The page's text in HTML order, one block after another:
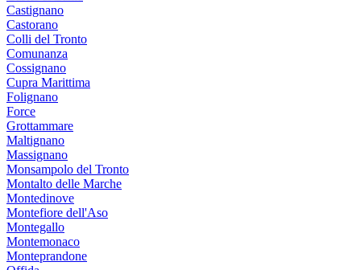
Castignano
Castorano
Colli del Tronto
Comunanza
Cossignano
Cupra Marittima
Folignano
Force
Grottammare
Maltignano
Massignano
Monsampolo del Tronto
Montalto delle Marche
Montedinove
Montefiore dell'Aso
Montegallo
Montemonaco
Monteprandone